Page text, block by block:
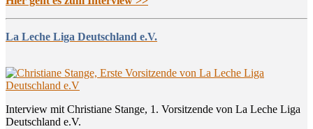
La Leche Liga Deutschland e.V.
Interview mit Christiane Stange, 1. Vorsitzende von La Leche Liga
Deutschland e.V.